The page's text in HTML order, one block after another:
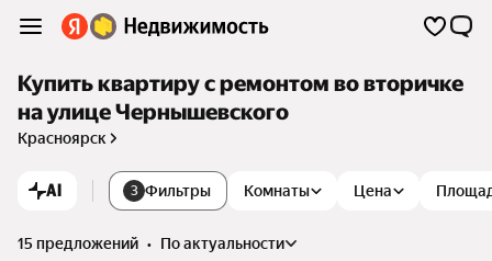
Купить квартиру с ремонтом во вторичке
на улице Чернышевского
Красноярск
AI 3 Фильтры Комнаты Цена
15 предложений •
по актуальности